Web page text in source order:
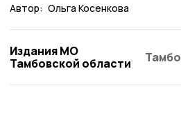
Автор: Ольга Косенкова
Издания МО
Тамбовской области